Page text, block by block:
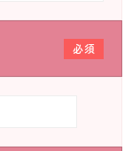
必須